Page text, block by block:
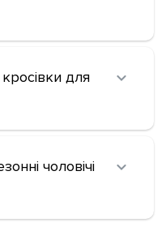
для
чоловічі